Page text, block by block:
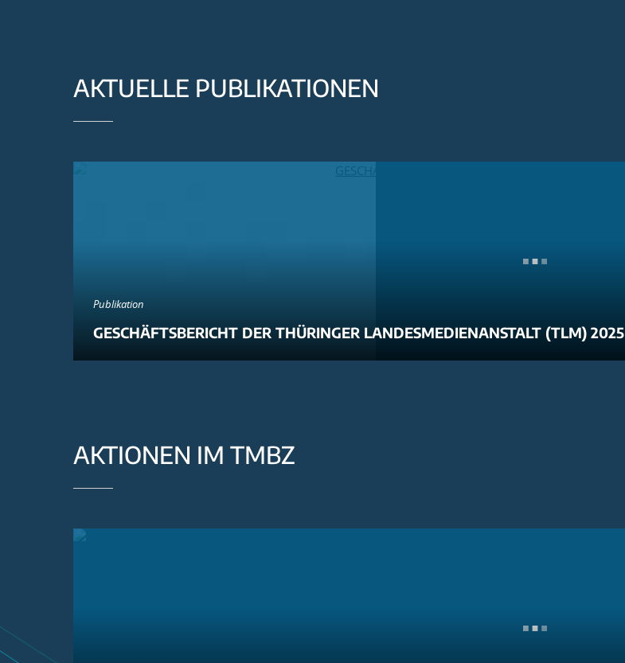
AKTUELLE PUBLIKATIONEN
Publikation
GESCHÄFTSBERICHT DER THÜRINGER LANDESMEDIENANSTALT (TLM) 2025
AKTIONEN IM TMBZ